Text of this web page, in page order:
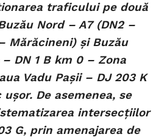
traficului pe două
Nord – A7 (DN2 –
Mărăcineni) și Buzău
DN 1 B km 0 – Zona
Vadu Pașii – DJ 203 K
De asemenea, se
intersecțiilor
G, prin amenajarea de